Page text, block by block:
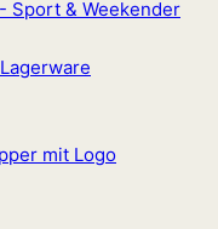
Lagerware